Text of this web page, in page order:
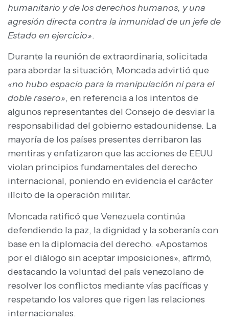
humanitario y de los derechos humanos, y una
agresión directa contra la inmunidad de un jefe de
Estado en ejercicio».
Durante la reunión de extraordinaria, solicitada
para abordar la situación, Moncada advirtió que
«no hubo espacio para la manipulación ni para el
doble rasero», en referencia a los intentos de
algunos representantes del Consejo de desviar la
responsabilidad del gobierno estadounidense. La
mayoría de los países presentes derribaron las
mentiras y enfatizaron que las acciones de EEUU
violan principios fundamentales del derecho
internacional, poniendo en evidencia el carácter
ilícito de la operación militar.
Moncada ratificó que Venezuela continúa
defendiendo la paz, la dignidad y la soberanía con
base en la diplomacia del derecho. «Apostamos
por el diálogo sin aceptar imposiciones», afirmó,
destacando la voluntad del país venezolano de
resolver los conflictos mediante vías pacíficas y
respetando los valores que rigen las relaciones
internacionales.